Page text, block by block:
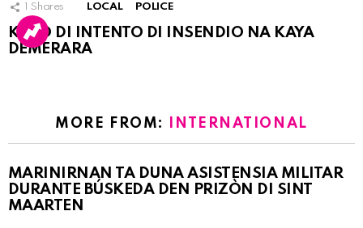
1 Shares LOCAL POLICE
KASO DI INTENTO DI INSENDIO NA KAYA
DEMERARA
MORE FROM: INTERNATIONAL
MARINIRNAN TA DUNA ASISTENSIA MILITAR
DURANTE BÚSKEDA DEN PRIZÒN DI SINT
MAARTEN